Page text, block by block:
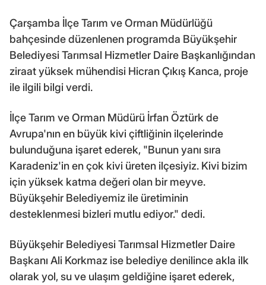
Çarşamba İlçe Tarım ve Orman Müdürlüğü
bahçesinde düzenlenen programda Büyükşehir
Belediyesi Tarımsal Hizmetler Daire Başkanlığından
ziraat yüksek mühendisi Hicran Çıkış Kanca, proje
ile ilgili bilgi verdi.
İlçe Tarım ve Orman Müdürü İrfan Öztürk de
Avrupa'nın en büyük kivi çiftliğinin ilçelerinde
bulunduğuna işaret ederek, "Bunun yanı sıra
Karadeniz'in en çok kivi üreten ilçesiyiz. Kivi bizim
için yüksek katma değeri olan bir meyve.
Büyükşehir Belediyemiz ile üretiminin
desteklenmesi bizleri mutlu ediyor." dedi.
Büyükşehir Belediyesi Tarımsal Hizmetler Daire
Başkanı Ali Korkmaz ise belediye denilince akla ilk
olarak yol, su ve ulaşım geldiğine işaret ederek,